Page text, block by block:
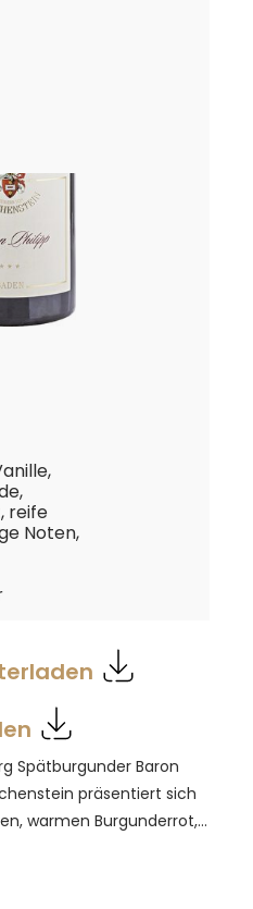
reife
Noten,
Spätburgunder Baron
präsentiert sich
warmen Burgunderrot,
Aromen von
und einem